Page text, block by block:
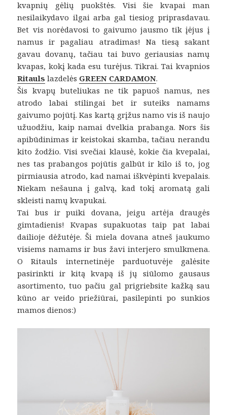
kvapnių gėlių puokštės. Visi šie kvapai man
nesilaikydavo ilgai arba gal tiesiog priprasdavau.
Bet vis norėdavosi to gaivumo jausmo tik įėjus į
namus ir pagaliau atradimas! Na tiesą sakant
gavau dovanų, tačiau tai buvo geriausias namų
kvapas, kokį kada esu turėjus. Tikrai. Tai kvapnios
Ritauls lazdelės GREEN CARDAMON.
Šis kvapų buteliukas ne tik papuoš namus, nes
atrodo labai stilingai bet ir suteiks namams
gaivumo pojūtį. Kas kartą grįžus namo vis iš naujo
užuodžiu, kaip namai dvelkia prabanga. Nors šis
apibūdinimas ir keistokai skamba, tačiau nerandu
kito žodžio. Visi svečiai klausė, kokie čia kvepalai,
nes tas prabangos pojūtis galbūt ir kilo iš to, jog
pirmiausia atrodo, kad namai iškvėpinti kvepalais.
Niekam nešauna į galvą, kad tokį aromatą gali
skleisti namų kvapukai.
Tai bus ir puiki dovana, jeigu artėja draugės
gimtadienis! Kvapas supakuotas taip pat labai
dailioje dėžutėje. Ši miela dovana atneš jaukumo
visiems namams ir bus žavi interjero smulkmena.
O Ritauls internetinėje parduotuvėje galėsite
pasirinkti ir kitą kvapą iš jų siūlomo gausaus
asortimento, tuo pačiu gal prigriebsite kažką sau
kūno ar veido priežiūrai, pasilepinti po sunkios
mamos dienos:)